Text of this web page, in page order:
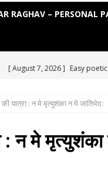
RAGHAV – PERSONAL
[ August 7, 2026 ] Easy
[ August 6, 2026 ] जय बोलो
[ August 5, 2026 ]
Grammar
[ August 4, 2026 ] English
की यात्रा : न मे मृत्युशंका न मे जातिभेदः
: न मे